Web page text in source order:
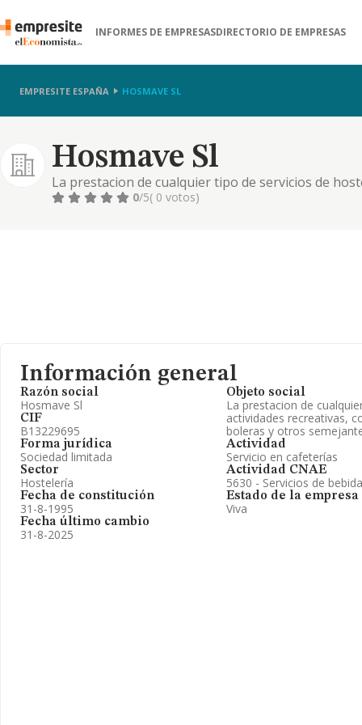
INFORMES DE EMPRESASDIRECTORIO DE EMPRESAS
EMPRESITE ESPAÑA HOSMAVE SL
Hosmave Sl
La prestacion de cualquier tipo de servicios de
de bar, restaurantes, boleras y otros semejantes.
0/5( 0 votos)
Información general
Razón social
Hosmave Sl
CIF
B13229695
Forma jurídica
Sociedad limitada
Sector
Hostelería
Fecha de constitución
31-8-1995
Fecha último cambio
31-8-2025
Objeto social
La prestacion de
actividades recreativas,
boleras y otros
Actividad
Servicio en cafeterías
Actividad CNAE
5630 - Servicios de
Estado de la empresa
Viva